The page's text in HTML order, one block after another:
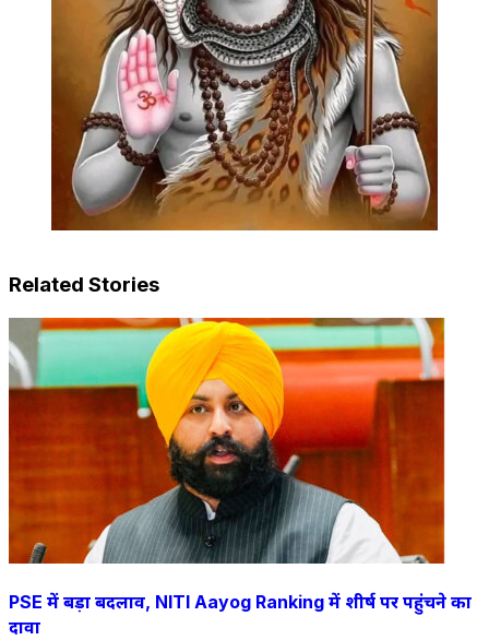
Related Stories
PSE में बड़ा बदलाव, NITI Aayog Ranking में शीर्ष पर पहुंचने का
दावा